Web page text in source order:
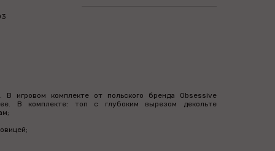
игровом комплекте от польского бренда Obsessive
В комплекте: топ с глубоким вырезом декольте